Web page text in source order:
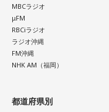
MBCラジオ
μFM
RBCiラジオ
ラジオ沖縄
FM沖縄
NHK AM（福岡）
都道府県別